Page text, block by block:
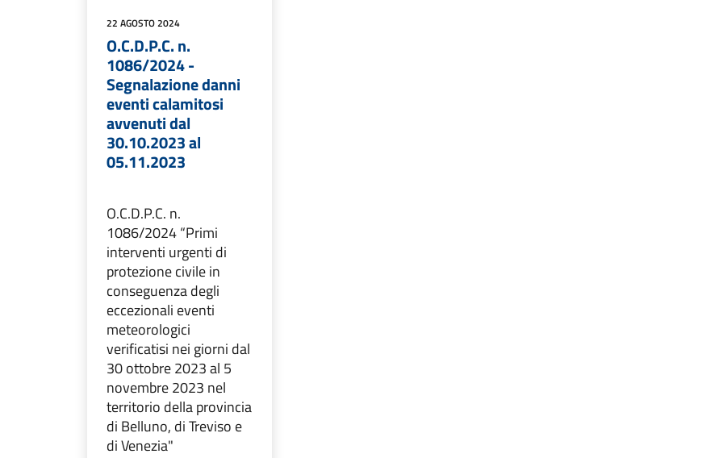
22 AGOSTO 2024
O.C.D.P.C. n.
1086/2024 -
Segnalazione danni
eventi calamitosi
avvenuti dal
30.10.2023 al
05.11.2023
O.C.D.P.C. n.
1086/2024 “Primi
interventi urgenti di
protezione civile in
conseguenza degli
eccezionali eventi
meteorologici
verificatisi nei giorni dal
30 ottobre 2023 al 5
novembre 2023 nel
territorio della provincia
di Belluno, di Treviso e
di Venezia"